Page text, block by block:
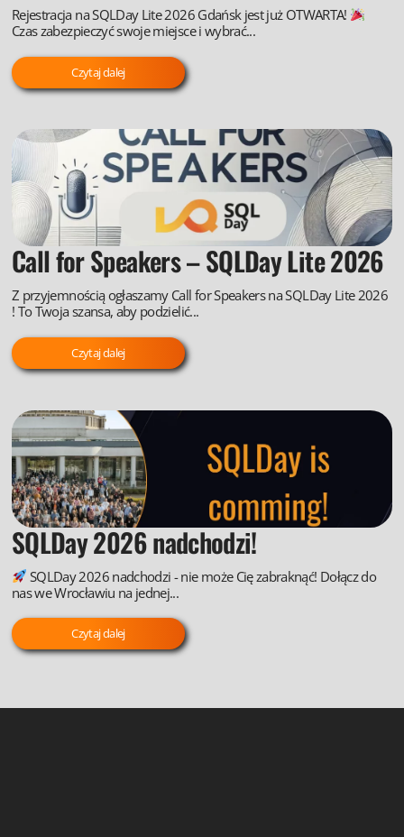
Rejestracja na SQLDay Lite 2026 Gdańsk jest już OTWARTA!
Czas zabezpieczyć swoje miejsce i wybrać...
Czytaj dalej
Call for Speakers – SQLDay Lite 2026
Z przyjemnością ogłaszamy Call for Speakers na SQLDay Lite 2026
! To Twoja szansa, aby podzielić...
Czytaj dalej
SQLDay 2026 nadchodzi!
SQLDay 2026 nadchodzi - nie może Cię zabraknąć! Dołącz do
nas we Wrocławiu na jednej...
Czytaj dalej